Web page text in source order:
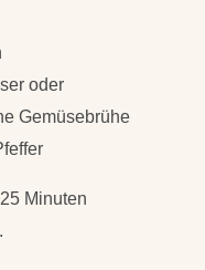
oder
Gemüsebrühe
Minuten